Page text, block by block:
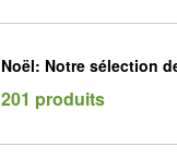
Noël: Notre sélection
201 produits